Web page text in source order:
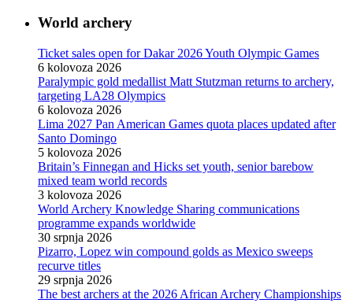
World archery
Ticket sales open for Dakar 2026 Youth Olympic Games
6 kolovoza 2026
Paralympic gold medallist Matt Stutzman returns to archery,
targeting LA28 Olympics
6 kolovoza 2026
Lima 2027 Pan American Games quota places updated after
Santo Domingo
5 kolovoza 2026
Britain’s Finnegan and Hicks set youth, senior barebow
mixed team world records
3 kolovoza 2026
World Archery Knowledge Sharing communications
programme expands worldwide
30 srpnja 2026
Pizarro, Lopez win compound golds as Mexico sweeps
recurve titles
29 srpnja 2026
The best archers at the 2026 African Archery Championships